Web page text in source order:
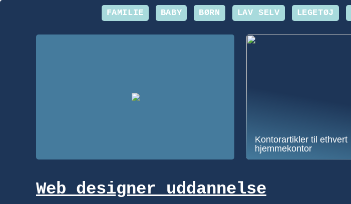
FAMILIE BABY BØRN LAV SELV LEGETØJ
Kontorartikler til ethvert
hjemmekontor
Web designer uddannelse